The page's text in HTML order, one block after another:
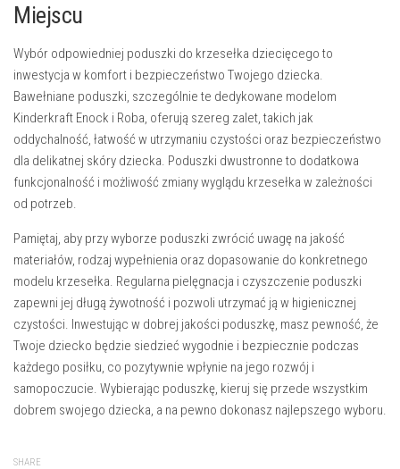
Miejscu
Wybór odpowiedniej poduszki do krzesełka dziecięcego to
inwestycja w komfort i bezpieczeństwo Twojego dziecka.
Bawełniane poduszki, szczególnie te dedykowane modelom
Kinderkraft Enock i Roba, oferują szereg zalet, takich jak
oddychalność, łatwość w utrzymaniu czystości oraz bezpieczeństwo
dla delikatnej skóry dziecka. Poduszki dwustronne to dodatkowa
funkcjonalność i możliwość zmiany wyglądu krzesełka w zależności
od potrzeb.
Pamiętaj, aby przy wyborze poduszki zwrócić uwagę na jakość
materiałów, rodzaj wypełnienia oraz dopasowanie do konkretnego
modelu krzesełka. Regularna pielęgnacja i czyszczenie poduszki
zapewni jej długą żywotność i pozwoli utrzymać ją w higienicznej
czystości. Inwestując w dobrej jakości poduszkę, masz pewność, że
Twoje dziecko będzie siedzieć wygodnie i bezpiecznie podczas
każdego posiłku, co pozytywnie wpłynie na jego rozwój i
samopoczucie. Wybierając poduszkę, kieruj się przede wszystkim
dobrem swojego dziecka, a na pewno dokonasz najlepszego wyboru.
SHARE